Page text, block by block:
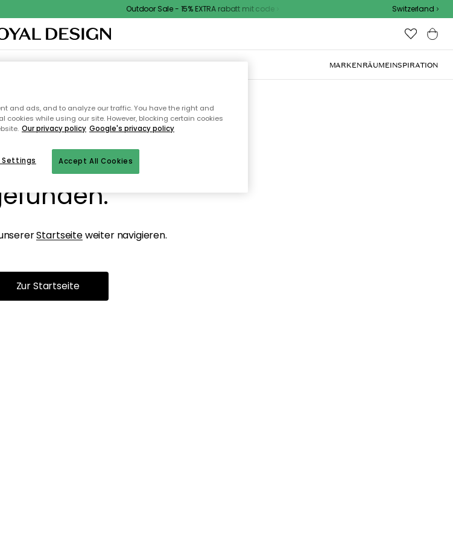
Outdoor Sale - 15% EXTRA rabatt mit code Switzerland
& TEPPICHEKÜCHEAUFBEWAHRUNGOUTDOOR-MÖBEL MARKENRÄUMEINSPIRATION
Seite wurde nicht
Startseiteweiter navigieren.
Zur Startseite
and ads, and to analyze our traffic. You have the right and
cookies while using our site. However, blocking certain cookies
Our privacy policy Google's privacy policy
Accept All Cookies
Settings